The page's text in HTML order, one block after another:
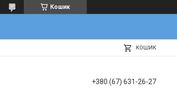
Кошик
КОШИК
+380 (67) 631-26-27